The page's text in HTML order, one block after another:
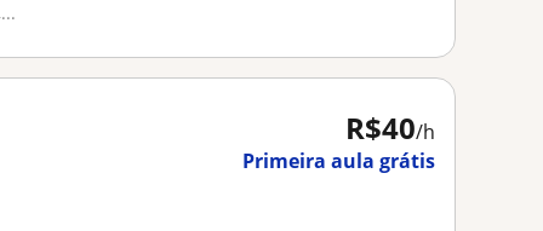
R$40/h
Primeira aula grátis